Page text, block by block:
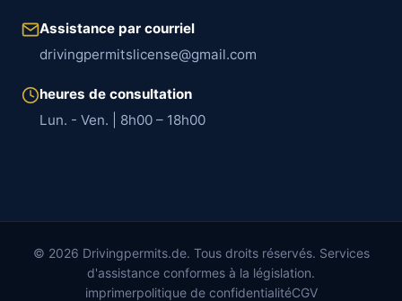
Assistance par courriel
drivingpermitslicense@gmail.com
heures de consultation
Lun. - Ven. | 8h00 – 18h00
© 2026 Drivingpermits.de. Tous droits réservés. Services
d'assistance conformes à la législation.
imprimerpolitique de confidentialitéCGV